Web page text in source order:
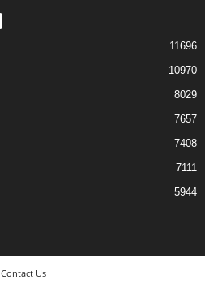
11696
10970
8029
7657
7408
7111
5944
Contact Us